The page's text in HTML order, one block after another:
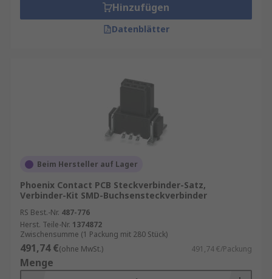
Hinzufügen
Datenblätter
Beim Hersteller auf Lager
Phoenix Contact PCB Steckverbinder-Satz,
Verbinder-Kit SMD-Buchsensteckverbinder
RS Best.-Nr. 487-776
Herst. Teile-Nr. 1374872
Zwischensumme (1 Packung mit 280 Stück)
491,74 €(ohne MwSt.) 491,74 €/Packung
Menge